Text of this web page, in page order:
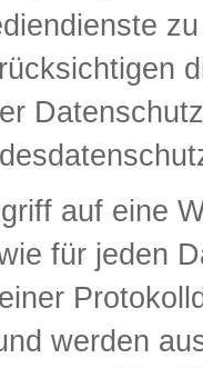
auf eine
für jeden
werden